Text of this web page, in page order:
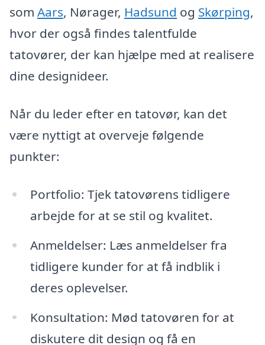
som Aars, Nørager, Hadsund og Skørping,
hvor der også findes talentfulde
tatovører, der kan hjælpe med at realisere
dine designideer.
Når du leder efter en tatovør, kan det
være nyttigt at overveje følgende
punkter:
Portfolio: Tjek tatovørens tidligere
arbejde for at se stil og kvalitet.
Anmeldelser: Læs anmeldelser fra
tidligere kunder for at få indblik i
deres oplevelser.
Konsultation: Mød tatovøren for at
diskutere dit design og få en